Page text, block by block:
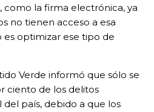
como la firma electrónica, ya
no tienen acceso a esa
optimizar ese tipo de
Verde informó que sólo se
ciento de los delitos
país, debido a que los